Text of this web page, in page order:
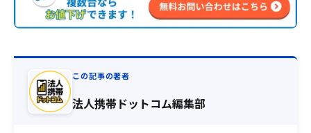
この記事の著者
法人携帯ドットコム編集部